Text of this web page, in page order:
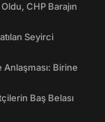
CHP Barajın
Seyirci
Birine
Baş Belası